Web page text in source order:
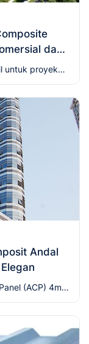
dan
untuk proyek
mudah
Andal
(ACP) 4mm
dan
serta cek